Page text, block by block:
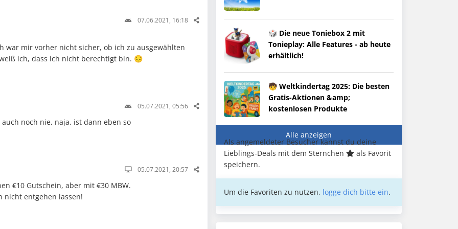
07.06.2021, 16:18
war mir vorher nicht sicher, ob ich zu ausgewählten
ich, dass ich nicht berechtigt bin. 😔
05.07.2021, 05:56
noch nie, naja, ist dann eben so
05.07.2021, 20:57
€10 Gutschein, aber mit €30 MBW.
entgehen lassen!
🎲 Die neue Toniebox 2 mit
Tonieplay: Alle Features - ab heute
erhältlich!
🧒 Weltkindertag 2025: Die besten
Gratis-Aktionen &amp;
kostenlosen Produkte
Alle anzeigen
Als angemeldeter Besucher kannst du deine
Lieblings-Deals mit dem Sternchen
als Favorit
speichern.
Um die Favoriten zu nutzen, logge dich bitte ein.